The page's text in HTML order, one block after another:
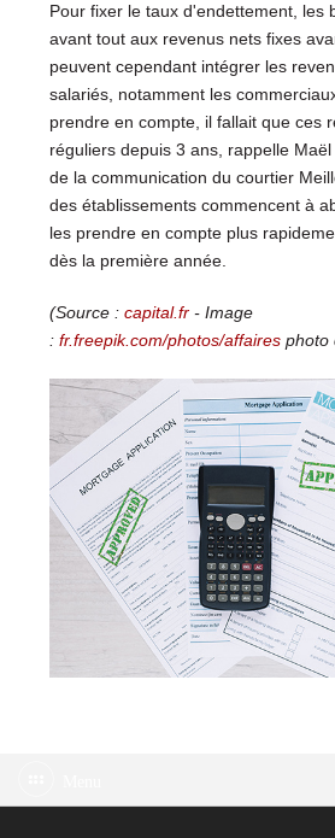
Pour fixer le taux d'endettement, les
avant tout aux revenus nets fixes
peuvent cependant intégrer les
salariés, notamment les
prendre en compte, il fallait que ces
réguliers depuis 3 ans, rappelle
de la communication du courtier
des établissements commencent à
les prendre en compte plus
dès la première année.
(Source : capital.fr- Image
:fr.freepik.com/photos/affairesphoto